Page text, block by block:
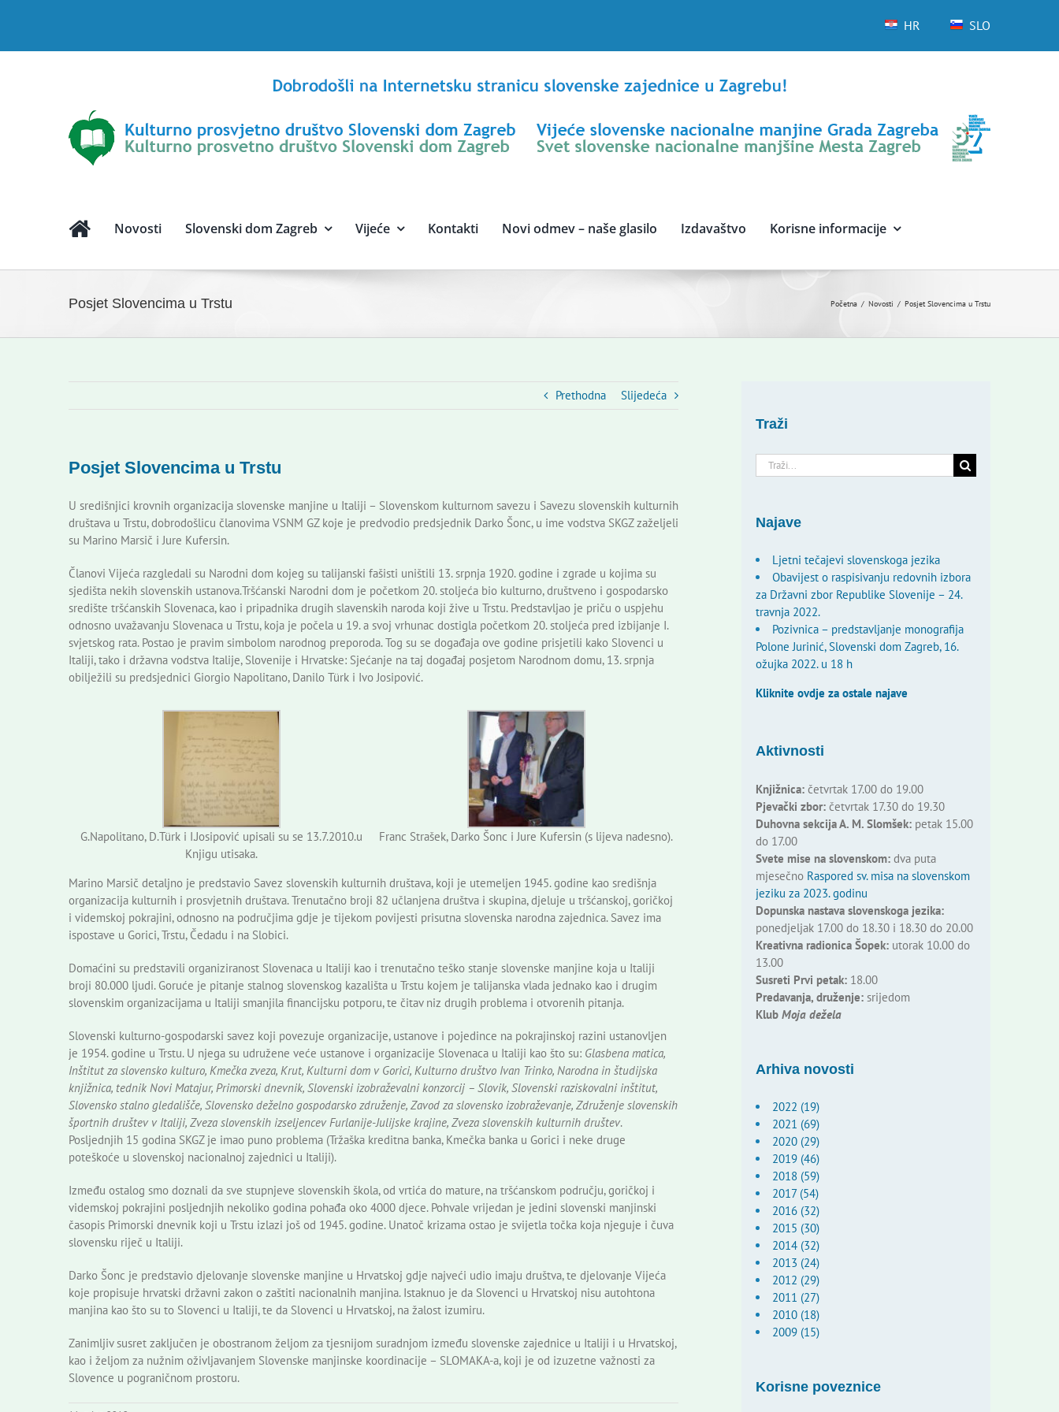
HR SLO
Novosti Slovenski dom Zagreb Vijeće Kontakti Novi odmev – naše glasilo Izdavaštvo Korisne informacije
Posjet Slovencima u Trstu Početna Novosti Posjet Slovencima u Trstu
Prethodna Slijedeća
Posjet Slovencima u Trstu
U središnjici krovnih organizacija slovenske manjine u Italiji – Slovenskom kulturnom savezu i Savezu slovenskih kulturnih
društava u Trstu, dobrodošlicu članovima VSNM GZ koje je predvodio predsjednik Darko Šonc, u ime vodstva SKGZ zaželjeli
su Marino Marsič i Jure Kufersin.
Članovi Vijeća razgledali su Narodni dom kojeg su talijanski fašisti uništili 13. srpnja 1920. godine i zgrade u kojima su
sjedišta nekih slovenskih ustanova.Tršćanski Narodni dom je početkom 20. stoljeća bio kulturno, društveno i gospodarsko
središte tršćanskih Slovenaca, kao i pripadnika drugih slavenskih naroda koji žive u Trstu. Predstavljao je priču o uspjehu
odnosno uvažavanju Slovenaca u Trstu, koja je počela u 19. a svoj vrhunac dostigla početkom 20. stoljeća pred izbijanje I.
svjetskog rata. Postao je pravim simbolom narodnog preporoda. Tog su se događaja ove godine prisjetili kako Slovenci u
Italiji, tako i državna vodstva Italije, Slovenije i Hrvatske: Sjećanje na taj događaj posjetom Narodnom domu, 13. srpnja
obilježili su predsjednici Giorgio Napolitano, Danilo Türk i Ivo Josipović.
G.Napolitano, D.Türk i I.Josipović upisali su se 13.7.2010.u
Knjigu utisaka.
Franc Strašek, Darko Šonc i Jure Kufersin (s lijeva nadesno).
Marino Marsič detaljno je predstavio Savez slovenskih kulturnih društava, koji je utemeljen 1945. godine kao središnja
organizacija kulturnih i prosvjetnih društava. Trenutačno broji 82 učlanjena društva i skupina, djeluje u tršćanskoj, goričkoj
i videmskoj pokrajini, odnosno na područjima gdje je tijekom povijesti prisutna slovenska narodna zajednica. Savez ima
ispostave u Gorici, Trstu, Čedadu i na Slobici.
Domaćini su predstavili organiziranost Slovenaca u Italiji kao i trenutačno teško stanje slovenske manjine koja u Italiji
broji 80.000 ljudi. Goruće je pitanje stalnog slovenskog kazališta u Trstu kojem je talijanska vlada jednako kao i drugim
slovenskim organizacijama u Italiji smanjila financijsku potporu, te čitav niz drugih problema i otvorenih pitanja.
Slovenski kulturno-gospodarski savez koji povezuje organizacije, ustanove i pojedince na pokrajinskoj razini ustanovljen
je 1954. godine u Trstu. U njega su udružene veće ustanove i organizacije Slovenaca u Italiji kao što su: Glasbena matica,
Inštitut za slovensko kulturo, Kmečka zveza, Krut, Kulturni dom v Gorici, Kulturno društvo Ivan Trinko, Narodna in študijska
knjižnica, tednik Novi Matajur, Primorski dnevnik, Slovenski izobraževalni konzorcij – Slovik, Slovenski raziskovalni inštitut,
Slovensko stalno gledališče, Slovensko deželno gospodarsko združenje, Zavod za slovensko izobraževanje, Združenje slovenskih
športnih društev v Italiji, Zveza slovenskih izseljencev Furlanije-Julijske krajine, Zveza slovenskih kulturnih društev.
Posljednjih 15 godina SKGZ je imao puno problema (Tržaška kreditna banka, Kmečka banka u Gorici i neke druge
poteškoće u slovenskoj nacionalnoj zajednici u Italiji).
Između ostalog smo doznali da sve stupnjeve slovenskih škola, od vrtića do mature, na tršćanskom području, goričkoj i
videmskoj pokrajini posljednjih nekoliko godina pohađa oko 4000 djece. Pohvale vrijedan je jedini slovenski manjinski
časopis Primorski dnevnik koji u Trstu izlazi još od 1945. godine. Unatoč krizama ostao je svijetla točka koja njeguje i čuva
slovensku riječ u Italiji.
Darko Šonc je predstavio djelovanje slovenske manjine u Hrvatskoj gdje najveći udio imaju društva, te djelovanje Vijeća
koje propisuje hrvatski državni zakon o zaštiti nacionalnih manjina. Istaknuo je da Slovenci u Hrvatskoj nisu autohtona
manjina kao što su to Slovenci u Italiji, te da Slovenci u Hrvatskoj, na žalost izumiru.
Zanimljiv susret zaključen je obostranom željom za tjesnijom suradnjom između slovenske zajednice u Italiji i u Hrvatskoj,
kao i željom za nužnim oživljavanjem Slovenske manjinske koordinacije – SLOMAKA-a, koji je od izuzetne važnosti za
Slovence u pograničnom prostoru.
Traži
Traži...
Najave
Ljetni tečajevi slovenskoga jezika
Obavijest o raspisivanju redovnih izbora
za Državni zbor Republike Slovenije – 24.
travnja 2022.
Pozivnica – predstavljanje monografija
Polone Jurinić, Slovenski dom Zagreb, 16.
ožujka 2022. u 18 h
Kliknite ovdje za ostale najave
Aktivnosti
Knjižnica:četvrtak 17.00 do 19.00
Pjevački zbor:četvrtak 17.30 do 19.30
Duhovna sekcija A. M. Slomšek:petak 15.00
do 17.00
Svete mise na slovenskom:dva puta
mjesečno Raspored sv. misa na slovenskom
jeziku za 2023. godinu
Dopunska nastava slovenskoga jezika:
ponedjeljak 17.00 do 18.30 i 18.30 do 20.00
Kreativna radionica Šopek:utorak 10.00 do
13.00
Susreti Prvi petak:18.00
Predavanja, druženje:srijedom
Klub Moja dežela
Arhiva novosti
2022 (19)
2021 (69)
2020 (29)
2019 (46)
2018 (59)
2017 (54)
2016 (32)
2015 (30)
2014 (32)
2013 (24)
2012 (29)
2011 (27)
2010 (18)
2009 (15)
Korisne poveznice